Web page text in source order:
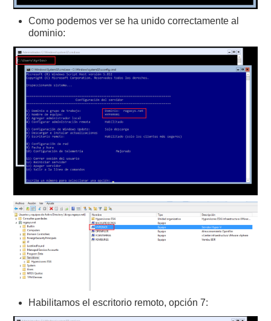
Como podemos ver se ha unido correctamente al
dominio:
Habilitamos el escritorio remoto, opción 7: